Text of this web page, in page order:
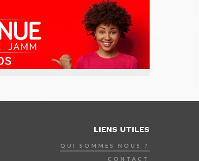
LIENS UTILES
QUI SOMMES NOUS ?
CONTACT